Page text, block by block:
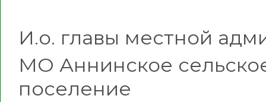
И.о. главы местной
МО Аннинское